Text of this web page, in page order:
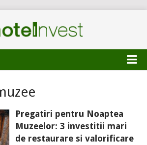
Pregatiri pentru Noaptea
Muzeelor: 3 investitii mari
de restaurare si valorificare